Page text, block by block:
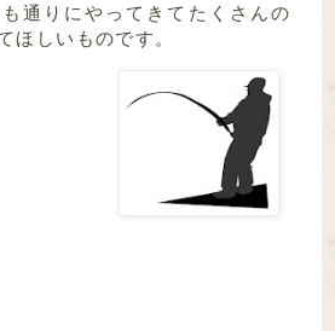
通りにやってきてたくさんの
ほしいものです。